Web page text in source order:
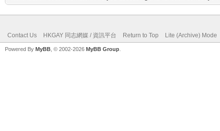
Contact Us HKGAY 同志網媒 / 資訊平台 Return to Top Lite (Archive) Mode
Powered By MyBB , © 2002-2026 MyBB Group